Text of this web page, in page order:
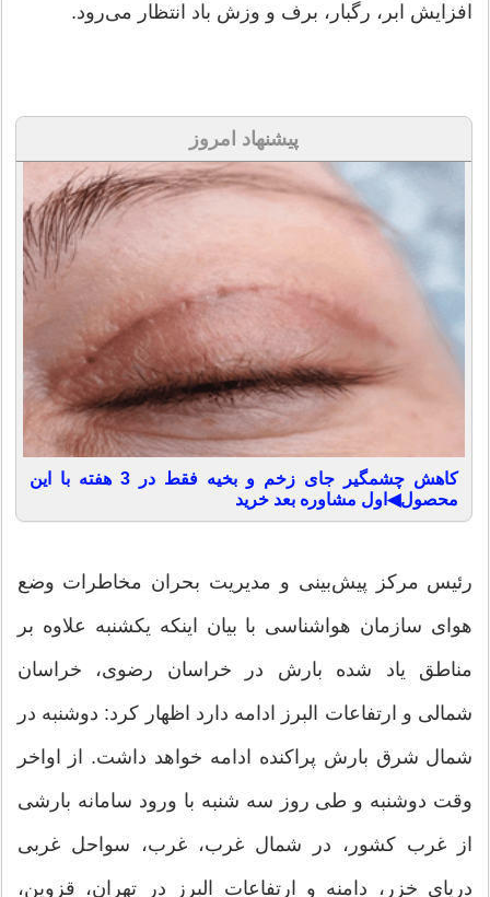
افزایش ابر، رگبار، برف و وزش باد انتظار می‌رود.
پیشنهاد امروز
کاهش چشمگیر جای زخم و بخیه فقط در 3 هفته با این
محصول◀اول مشاوره بعد خرید
رئیس مرکز پیش‌بینی و مدیریت بحران مخاطرات وضع
هوای سازمان هواشناسی با بیان اینکه یکشنبه علاوه بر
مناطق یاد شده بارش در خراسان رضوی، خراسان
شمالی و ارتفاعات البرز ادامه دارد اظهار کرد: دوشنبه در
شمال شرق بارش پراکنده ادامه خواهد داشت. از اواخر
وقت دوشنبه و طی روز سه شنبه با ورود سامانه بارشی
از غرب کشور، در شمال غرب، غرب، سواحل غربی
دریای خزر، دامنه و ارتفاعات البرز در تهران، قزوین،